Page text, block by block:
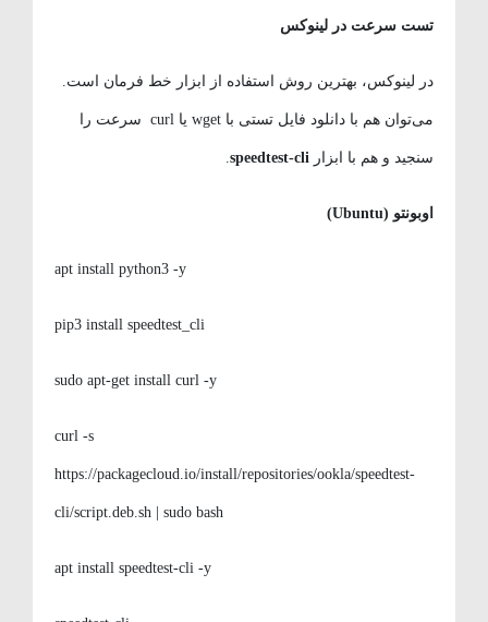
تست سرعت در لینوکس
در لینوکس، بهترین روش استفاده از ابزار خط فرمان است.
می‌توان هم با دانلود فایل تستی با wget یا curl سرعت را
سنجید و هم با ابزار speedtest-cli
.
اوبونتو(Ubuntu)
apt install python3 -y
pip3 install speedtest_cli
sudo apt-get install curl -y
curl -s
https://packagecloud.io/install/repositories/ookla/speedtest-
cli/script.deb.sh | sudo bash
apt install speedtest-cli -y